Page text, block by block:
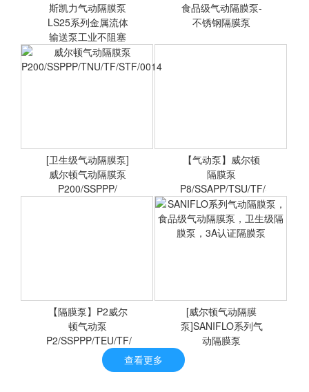
<查看详情> <查看详情>
<查看详情>
斯凯力气动隔膜泵
LS25系列金属流体
输送泵工业不阻塞
大流量污
<查看详情>
食品级气动隔膜泵-
不锈钢隔膜泵
<查看详情>
[卫生级气动隔膜泵]
威尔顿气动隔膜泵
P200/SSPPP/
<查看详情>
【气动泵】威尔顿
隔膜泵
P8/SSAPP/TSU/TF/STF
【隔膜泵】P2威尔
顿气动泵
P2/SSPPP/TEU/TF/
[威尔顿气动隔膜
泵]SANIFLO系列气
动隔膜泵
查看更多